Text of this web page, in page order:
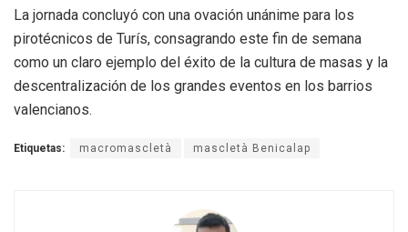
La jornada concluyó con una ovación unánime para los
pirotécnicos de Turís, consagrando este fin de semana
como un claro ejemplo del éxito de la cultura de masas y la
descentralización de los grandes eventos en los barrios
valencianos.
Etiquetas: macromascletà mascletà Benicalap